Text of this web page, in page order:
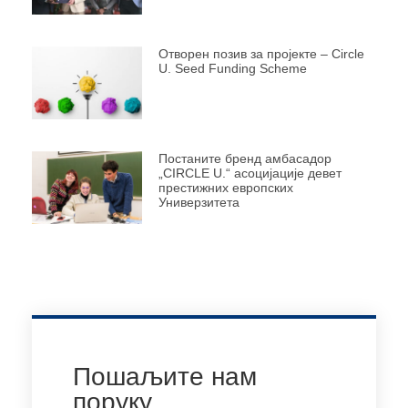
Отворен позив за пројекте – Circle
U. Seed Funding Scheme
Постаните бренд амбасадор
„CIRCLE U.“ асоцијације девет
престижних европских
Универзитета
Пошаљите нам
поруку